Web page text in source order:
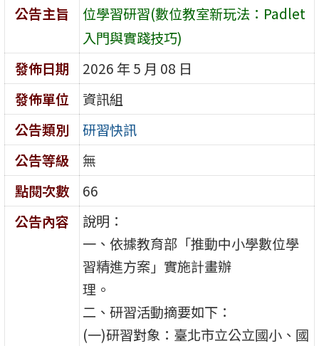
公告主旨
位學習研習(數位教室新玩法：Padlet
入門與實踐技巧)
發佈日期
2026 年 5 月 08 日
發佈單位
資訊組
公告類別
研習快訊
公告等級
無
點閱次數
66
公告內容
說明：
一、依據教育部「推動中小學數位學
習精進方案」實施計畫辦
理。
二、研習活動摘要如下：
(一)研習對象：臺北市立公立國小、國